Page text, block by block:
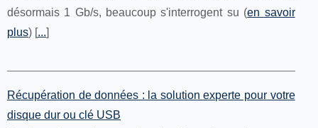
désormais 1 Gb/s, beaucoup s'interrogent su (en savoir
plus) [...]
Récupération de données : la solution experte pour votre
disque dur ou clé USB